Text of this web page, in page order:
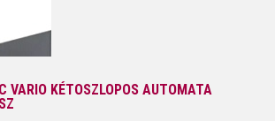
VARIO KÉTOSZLOPOS AUTOMATA